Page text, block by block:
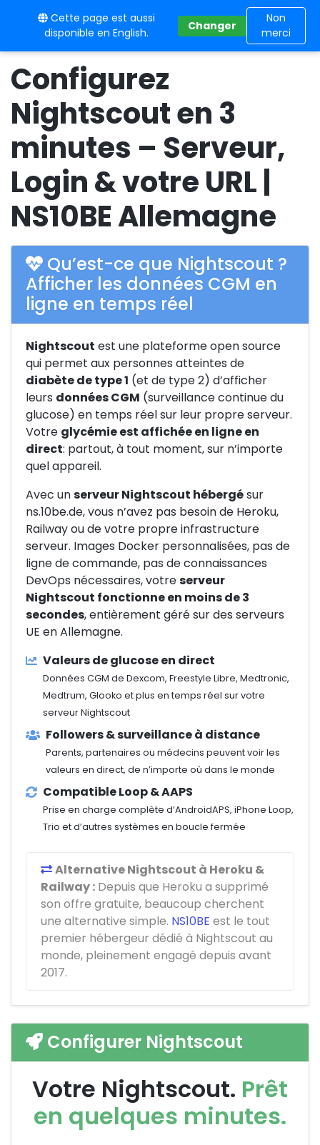
Cette page est aussi
disponible en English.
Changer
Non
merci
10BE
Configurez
Nightscout en 3
minutes – Serveur,
Login & votre URL |
NS10BE Allemagne
Qu’est-ce que Nightscout ?
Afficher les données CGM en
ligne en temps réel
Nightscout est une plateforme open source
qui permet aux personnes atteintes de
diabète de type 1 (et de type 2) d’afficher
leurs données CGM (surveillance continue du
glucose) en temps réel sur leur propre serveur.
Votre glycémie est affichée en ligne en
direct: partout, à tout moment, sur n’importe
quel appareil.
Avec unserveur Nightscout hébergésur
ns.10be.de, vous n’avez pas besoin de Heroku,
Railway ou de votre propre infrastructure
serveur. Images Docker personnalisées, pas de
ligne de commande, pas de connaissances
DevOps nécessaires, votreserveur
Nightscout fonctionne en moins de 3
secondes, entièrement géré sur des serveurs
UE en Allemagne.
Valeurs de glucose en direct
Données CGM de Dexcom, Freestyle Libre, Medtronic,
Medtrum, Glooko et plus en temps réel sur votre
serveur Nightscout
Followers & surveillance à distance
Parents, partenaires ou médecins peuvent voir les
valeurs en direct, de n’importe où dans le monde
Compatible Loop & AAPS
Prise en charge complète d’AndroidAPS, iPhone Loop,
Trio et d’autres systèmes en boucle fermée
Alternative Nightscout à Heroku &
Railway : Depuis que Heroku a supprimé
son offre gratuite, beaucoup cherchent
une alternative simple. NS10BE est le tout
premier hébergeur dédié à Nightscout au
monde, pleinement engagé depuis avant
2017.
Configurer Nightscout
Votre Nightscout. Prêt
en quelques minutes.